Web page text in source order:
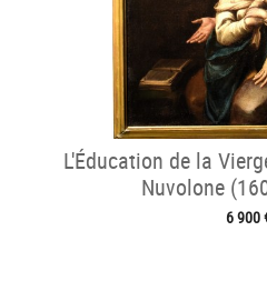
L'Éducation de la
Nuvolone
6 900